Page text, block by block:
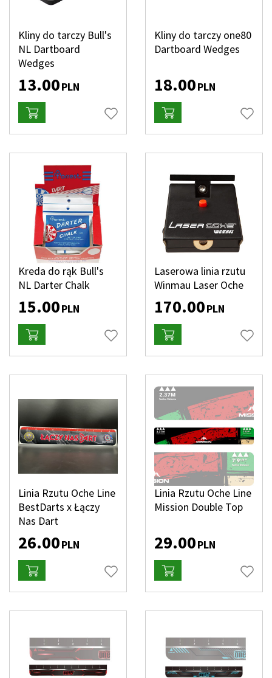
Kliny do tarczy Bull's
NL Dartboard
Wedges
13.00PLN
Kliny do tarczy one80
Dartboard Wedges
18.00PLN
Kreda do rąk Bull's
NL Darter Chalk
15.00PLN
Laserowa linia rzutu
Winmau Laser Oche
170.00PLN
Linia Rzutu Oche Line
BestDarts x Łączy
Nas Dart
26.00PLN
Linia Rzutu Oche Line
Mission Double Top
29.00PLN